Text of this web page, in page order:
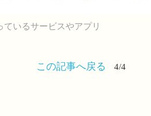
いるサービスやアプリ
この記事へ戻る 4/4